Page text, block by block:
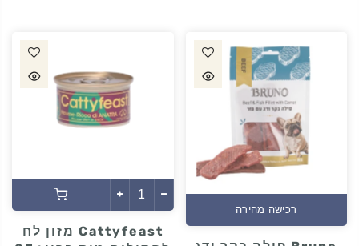
רכישה מהירה
Cattyfeast מזון לח